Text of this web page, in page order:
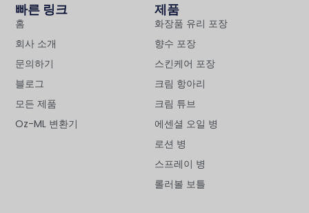
제품
화장품 유리 포장
향수 포장
스킨케어 포장
크림 항아리
크림 튜브
에센셜 오일 병
로션 병
스프레이 병
롤러볼 보틀
빠른 링크
홈
회사 소개
문의하기
블로그
모든 제품
Oz-ML 변환기